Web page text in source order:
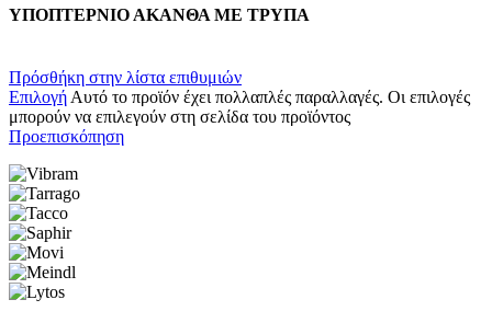
ΥΠΟΠΤΕΡΝΙΟ ΑΚΑΝΘΑ ΜΕ ΤΡΥΠΑ
Πρόσθήκη στην λίστα επιθυμιών
Επιλογή Αυτό το προϊόν έχει πολλαπλές παραλλαγές. Οι επιλογές
μπορούν να επιλεγούν στη σελίδα του προϊόντος
Προεπισκόπηση